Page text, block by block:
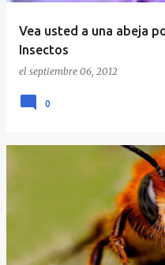
Vea usted a una abeja
Insectos
el septiembre 06, 2012
0